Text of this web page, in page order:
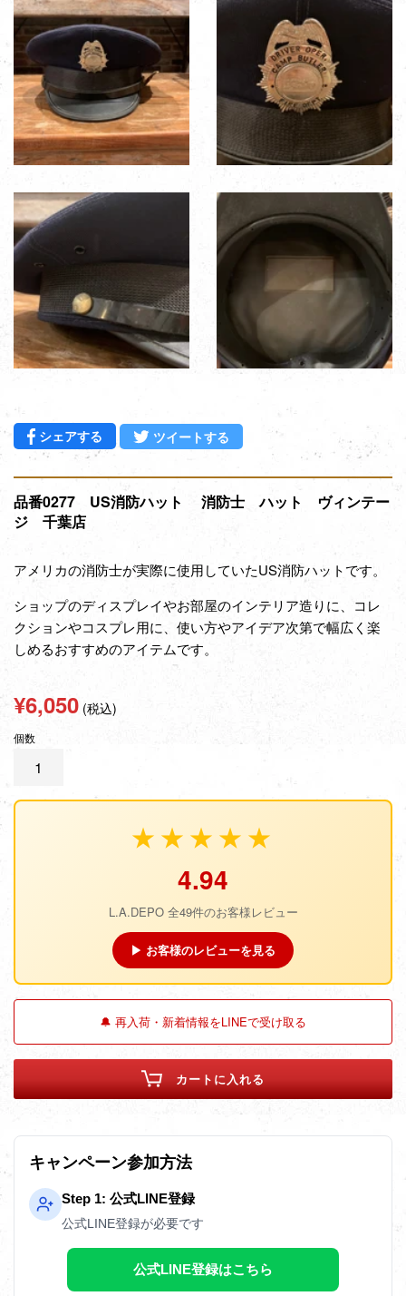
シェアする Facebookでシェアする
ツイートする Twitterに投稿する
品番0277 US消防ハット 消防士 ハット ヴィンテー
ジ 千葉店
アメリカの消防士が実際に使用していたUS消防ハットです。
ショップのディスプレイやお部屋のインテリア造りに、コレ
クションやコスプレ用に、使い方やアイデア次第で幅広く楽
しめるおすすめのアイテムです。
通
常
価
¥6,050 (税込)
個数
★★★★★
4.94
L.A.DEPO 全49件のお客様レビュー
▶ お客様のレビューを見る
🔔 再入荷・新着情報をLINEで受け取る
カートに入れる
キャンペーン参加方法
Step 1: 公式LINE登録
公式LINE登録が必要です
公式LINE登録はこちら